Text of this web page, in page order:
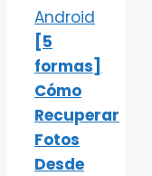
[5
formas]
Cómo
Recuperar
Fotos
Desde